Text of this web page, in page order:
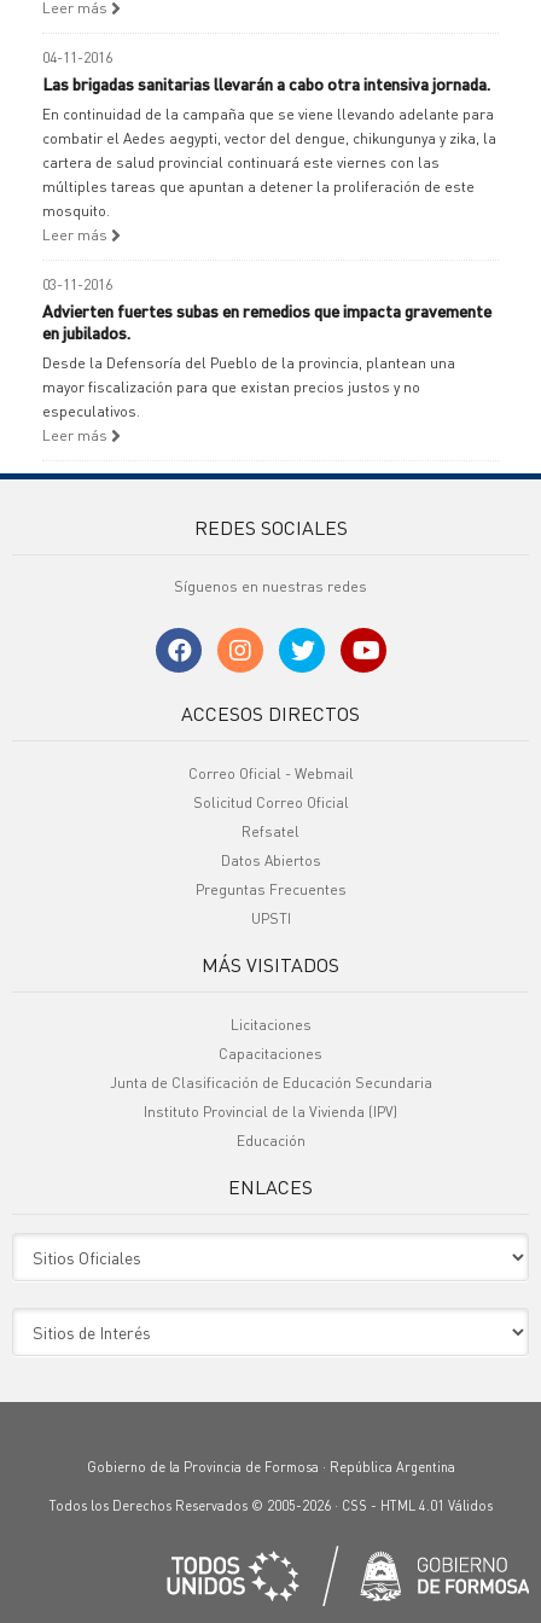
Leer más
04-11-2016
Las brigadas sanitarias llevarán a cabo otra intensiva jornada.
En continuidad de la campaña que se viene llevando adelante para
combatir el Aedes aegypti, vector del dengue, chikungunya y zika, la
cartera de salud provincial continuará este viernes con las
múltiples tareas que apuntan a detener la proliferación de este
mosquito.
Leer más
03-11-2016
Advierten fuertes subas en remedios que impacta gravemente
en jubilados.
Desde la Defensoría del Pueblo de la provincia, plantean una
mayor fiscalización para que existan precios justos y no
especulativos.
Leer más
REDES SOCIALES
Síguenos en nuestras redes
ACCESOS DIRECTOS
Correo Oficial - Webmail
Solicitud Correo Oficial
Refsatel
Datos Abiertos
Preguntas Frecuentes
UPSTI
MÁS VISITADOS
Licitaciones
Capacitaciones
Junta de Clasificación de Educación Secundaria
Instituto Provincial de la Vivienda (IPV)
Educación
ENLACES
Gobierno de la Provincia de Formosa · República Argentina
Todos los Derechos Reservados © 2005-2026 · CSS - HTML 4.01 Válidos